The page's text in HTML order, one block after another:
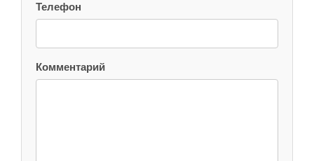
Телефон
Комментарий